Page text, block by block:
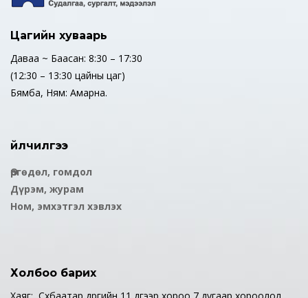
Цагийн хуваарь
Даваа ~ Баасан: 8:30 – 17:30
(12:30 – 13:30 цайны цаг)
Бямба, Ням: Амарна.
Үйлчилгээ
Өргөдөл, гомдол
Дүрэм, журам
Ном, эмхэтгэл хэвлэх
Холбоо барих